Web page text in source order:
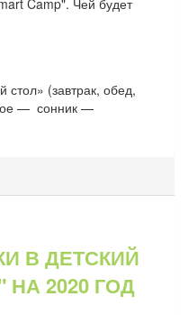
стол» (завтрак, обед,
— сонник —
В ДЕТСКИЙ
НА 2020 ГОД